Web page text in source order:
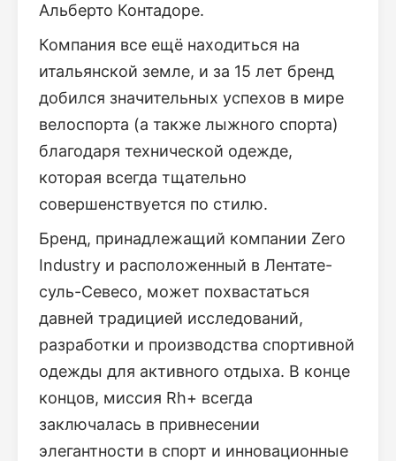
Альберто Контадоре.
Компания все ещё находиться на
итальянской земле, и за 15 лет бренд
добился значительных успехов в мире
велоспорта (а также лыжного спорта)
благодаря технической одежде,
которая всегда тщательно
совершенствуется по стилю.
Бренд, принадлежащий компании Zero
Industry и расположенный в Лентате-
суль-Севесо, может похвастаться
давней традицией исследований,
разработки и производства спортивной
одежды для активного отдыха. В конце
концов, миссия Rh+ всегда
заключалась в привнесении
элегантности в спорт и инновационные